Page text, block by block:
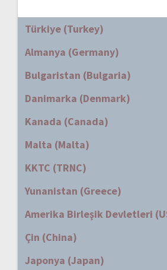
Türkiye (Turkey)
Almanya (Germany)
Bulgaristan (Bulgaria)
Danimarka (Denmark)
Kanada (Canada)
Malta (Malta)
KKTC (TRNC)
Yunanistan (Greece)
Amerika Birleşik Devletleri
Çin (China)
Japonya (Japan)